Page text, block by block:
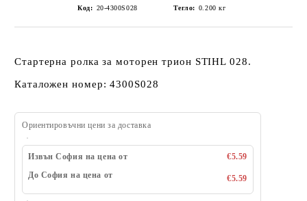
Код: 20-4300S028 Тегло: 0.200 кг
Стартерна ролка за моторен трион STIHL 028.
Каталожен номер: 4300S028
Ориентировъчни цени за доставка
Извън София на цена от
€5.59
До София на цена от
€5.59